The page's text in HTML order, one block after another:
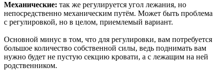
Механические: так же регулируется угол лежания, но
непосредственно механическим путём. Может быть проблема
с регулировкой, но в целом, приемлемый вариант.
Основной минус в том, что для регулировки, вам потребуется
большое количество собственной силы, ведь поднимать вам
нужно будет не пустую секцию кровати, а с лежащим на ней
родственником.